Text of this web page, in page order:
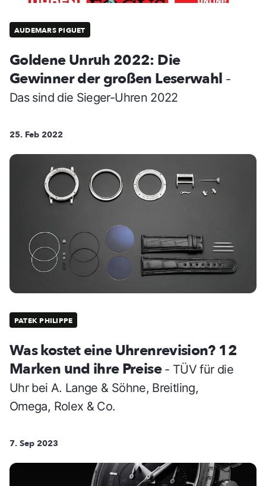
AUDEMARS PIGUET
Goldene Unruh 2022: Die
Gewinner der großen Leserwahl -
Das sind die Sieger-Uhren 2022
25. Feb 2022
PATEK PHILIPPE
Was kostet eine Uhrenrevision? 12
Marken und ihre Preise - TÜV für die
Uhr bei A. Lange & Söhne, Breitling,
Omega, Rolex & Co.
7. Sep 2023